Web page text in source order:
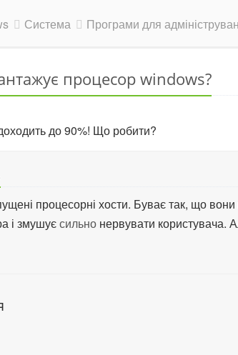
Система Програми для
процесор windows?
до 90%! Що робити?
процесорні хости. Буває так, що
і змушуєсильно нервувати користувача.